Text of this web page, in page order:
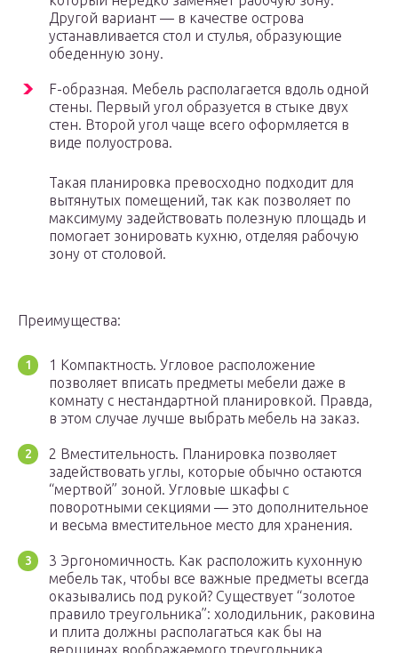
Другой вариант — в качестве острова
устанавливается стол и стулья, образующие
обеденную зону.
F-образная. Мебель располагается вдоль одной
стены. Первый угол образуется в стыке двух
стен. Второй угол чаще всего оформляется в
виде полуострова.
Такая планировка превосходно подходит для
вытянутых помещений, так как позволяет по
максимуму задействовать полезную площадь и
помогает зонировать кухню, отделяя рабочую
зону от столовой.
Преимущества:
1 Компактность. Угловое расположение
позволяет вписать предметы мебели даже в
комнату с нестандартной планировкой. Правда,
в этом случае лучше выбрать мебель на заказ.
2 Вместительность. Планировка позволяет
задействовать углы, которые обычно остаются
“мертвой” зоной. Угловые шкафы с
поворотными секциями — это дополнительное
и весьма вместительное место для хранения.
3 Эргономичность. Как расположить кухонную
мебель так, чтобы все важные предметы всегда
оказывались под рукой? Существует “золотое
правило треугольника”: холодильник, раковина
и плита должны располагаться как бы на
вершинах воображаемого треугольника.